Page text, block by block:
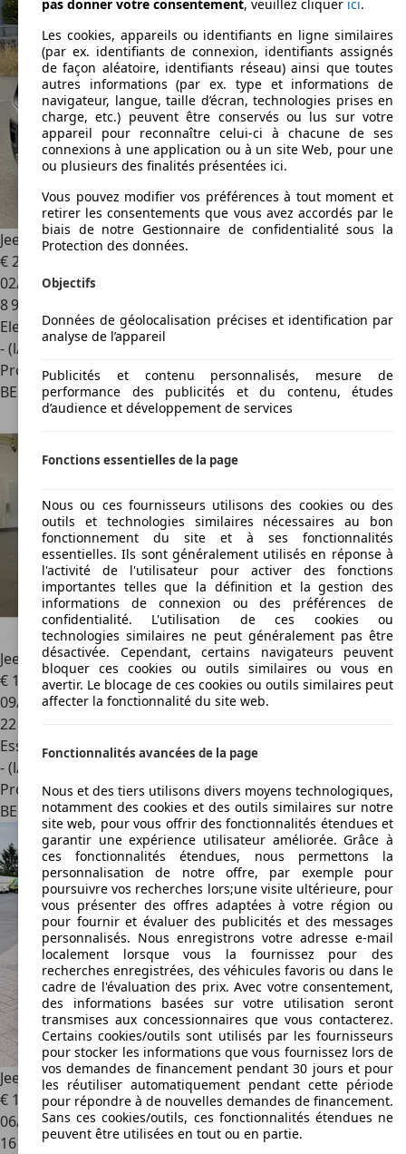
Jeep Avenger1.2 T3 48V e-Hybrid Automatik Altitude
€ 20 500
02/2026
8 900 km
Electrique/Essence
- (l/100 km)
Professionnel
BE 6700Arlon
Jeep AvengerAltitude & JBL Audio
€ 17 450
09/2023
22 329 km
Essence
- (l/100 km)
Professionnel
BE 7033Cuesmes
Jeep AvengerAltitude/GPS/Carplay/Camera
€ 18 9501
06/2025
16 216 km
pas donner votre consentement, veuillez cliquer ici.
Les cookies, appareils ou identifiants en ligne similaires
(par ex. identifiants de connexion, identifiants assignés
de façon aléatoire, identifiants réseau) ainsi que toutes
autres informations (par ex. type et informations de
navigateur, langue, taille d’écran, technologies prises en
charge, etc.) peuvent être conservés ou lus sur votre
appareil pour reconnaître celui-ci à chacune de ses
connexions à une application ou à un site Web, pour une
ou plusieurs des finalités présentées ici.
Vous pouvez modifier vos préférences à tout moment et
retirer les consentements que vous avez accordés par le
biais de notre Gestionnaire de confidentialité sous la
Protection des données.
Objectifs
Données de géolocalisation précises et identification par
analyse de l’appareil
Publicités et contenu personnalisés, mesure de
performance des publicités et du contenu, études
d’audience et développement de services
Fonctions essentielles de la page
Nous ou ces fournisseurs utilisons des cookies ou des
outils et technologies similaires nécessaires au bon
fonctionnement du site et à ses fonctionnalités
essentielles. Ils sont généralement utilisés en réponse à
l'activité de l'utilisateur pour activer des fonctions
importantes telles que la définition et la gestion des
informations de connexion ou des préférences de
confidentialité. L'utilisation de ces cookies ou
technologies similaires ne peut généralement pas être
désactivée. Cependant, certains navigateurs peuvent
bloquer ces cookies ou outils similaires ou vous en
avertir. Le blocage de ces cookies ou outils similaires peut
affecter la fonctionnalité du site web.
Fonctionnalités avancées de la page
Nous et des tiers utilisons divers moyens technologiques,
notamment des cookies et des outils similaires sur notre
site web, pour vous offrir des fonctionnalités étendues et
garantir une expérience utilisateur améliorée. Grâce à
ces fonctionnalités étendues, nous permettons la
personnalisation de notre offre, par exemple pour
poursuivre vos recherches lors;une visite ultérieure, pour
vous présenter des offres adaptées à votre région ou
pour fournir et évaluer des publicités et des messages
personnalisés. Nous enregistrons votre adresse e-mail
localement lorsque vous la fournissez pour des
recherches enregistrées, des véhicules favoris ou dans le
cadre de l'évaluation des prix. Avec votre consentement,
des informations basées sur votre utilisation seront
transmises aux concessionnaires que vous contacterez.
Certains cookies/outils sont utilisés par les fournisseurs
pour stocker les informations que vous fournissez lors de
vos demandes de financement pendant 30 jours et pour
les réutiliser automatiquement pendant cette période
pour répondre à de nouvelles demandes de financement.
Sans ces cookies/outils, ces fonctionnalités étendues ne
peuvent être utilisées en tout ou en partie.